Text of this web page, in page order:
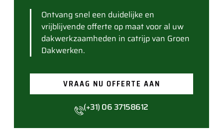
Ontvang snel een duidelijke en
vrijblijvende offerte op maat voor al uw
dakwerkzaamheden in catrijp van Groen
Dakwerken.
VRAAG NU OFFERTE AAN
(+31) 06 37158612